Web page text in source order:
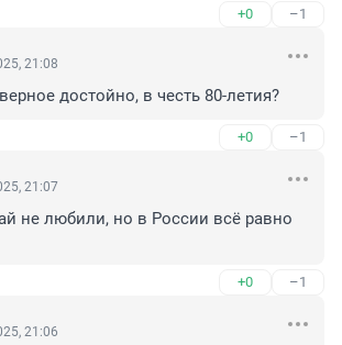
+0 –1
21:08
достойно, в честь 80-летия?
+0 –1
21:07
не любили, но в России всё равно
+0 –1
21:06